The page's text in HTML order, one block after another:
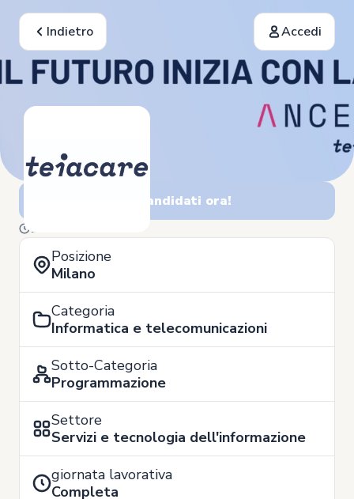
Indietro Accedi
Candidati ora!
17 di Novembre
Posizione
Milano
Categoria
Informatica e telecomunicazioni
Sotto-Categoria
Programmazione
Settore
Servizi e tecnologia dell'informazione
giornata lavorativa
Completa